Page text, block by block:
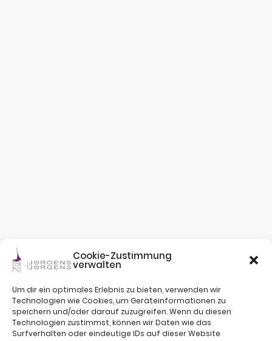
Cookie-Zustimmung
verwalten
Um dir ein optimales Erlebnis zu bieten, verwenden wir
Technologien wie Cookies, um Geräteinformationen zu
speichern und/oder darauf zuzugreifen. Wenn du diesen
Technologien zustimmst, können wir Daten wie das
Surfverhalten oder eindeutige IDs auf dieser Website